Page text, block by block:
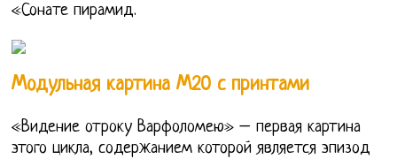
«Сонате пирамид.
Модульная картина М20 с принтами
«Видение отроку Варфоломею» – первая картина
этого цикла, содержанием которой является эпизод